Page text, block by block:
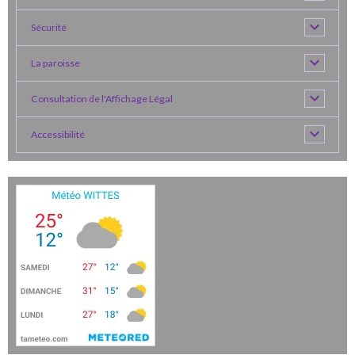
Sécurité
La paroisse
Consultation de l'Affichage Légal
Accessibilité